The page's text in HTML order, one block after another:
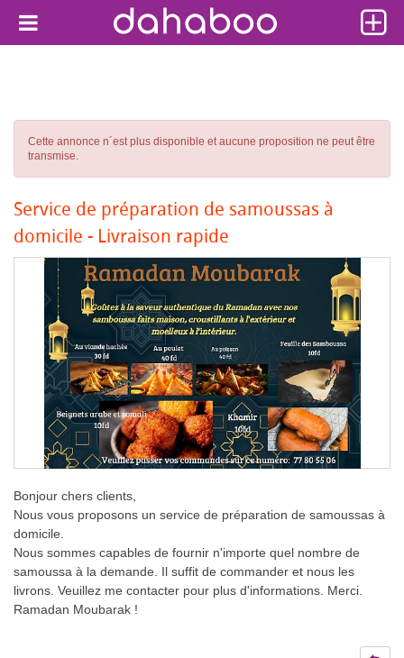
Cette annonce n´est plus disponible et aucune proposition ne peut être
transmise.
Service de préparation de samoussas à
domicile - Livraison rapide
Bonjour chers clients,
Nous vous proposons un service de préparation de samoussas à
domicile.
Nous sommes capables de fournir n'importe quel nombre de
samoussa à la demande. Il suffit de commander et nous les
livrons. Veuillez me contacter pour plus d'informations. Merci.
Ramadan Moubarak !